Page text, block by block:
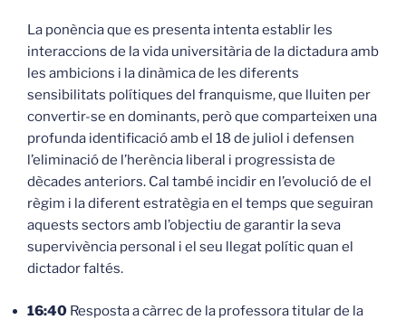
La ponència que es presenta intenta establir les
interaccions de la vida universitària de la dictadura amb
les ambicions i la dinàmica de les diferents
sensibilitats polítiques del franquisme, que lluiten per
convertir-se en dominants, però que comparteixen una
profunda identificació amb el 18 de juliol i defensen
l’eliminació de l’herència liberal i progressista de
dècades anteriors. Cal també incidir en l’evolució de el
règim i la diferent estratègia en el temps que seguiran
aquests sectors amb l’objectiu de garantir la seva
supervivència personal i el seu llegat polític quan el
dictador faltés.
16:40 Resposta a càrrec de la professora titular de la